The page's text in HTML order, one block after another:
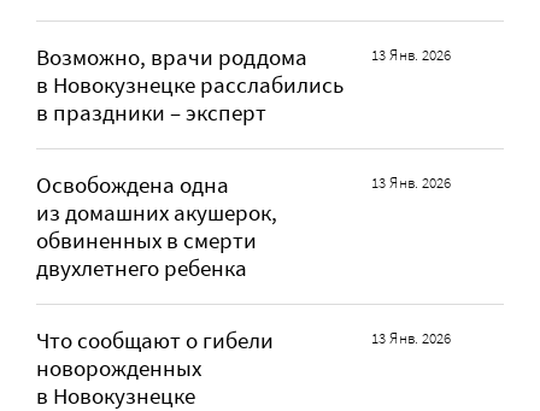
Возможно, врачи роддома
в Новокузнецке расслабились
в праздники – эксперт
13 Янв. 2026
Освобождена одна
из домашних акушерок,
обвиненных в смерти
двухлетнего ребенка
13 Янв. 2026
Что сообщают о гибели
новорожденных
в Новокузнецке
13 Янв. 2026